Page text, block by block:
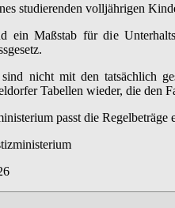
studierenden volljährigen
ein Maßstab für die
nicht mit den tatsächlich
Tabellen wieder, die den
passt die